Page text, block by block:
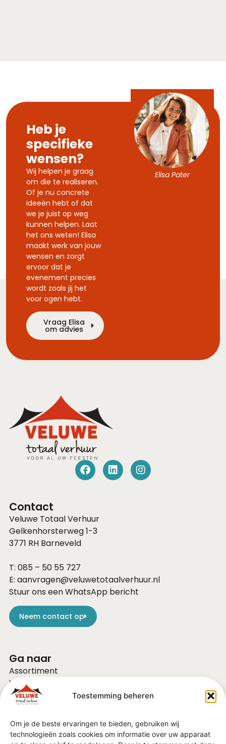
Toestemming beheren
Om je de beste ervaringen te bieden, gebruiken wij
technologieën zoals cookies om informatie over uw apparaat
Elisa Pater
Heb je
specifieke
wensen?
Wij helpen je graag
om die te realiseren.
Of je nu concrete
ideeën hebt of dat
we je juist op weg
kunnen helpen. Laat
het ons weten! Elisa
maakt werk van jouw
wensen en zorgt
ervoor dat je
evenement precies
wordt zoals jij het
voor ogen hebt.
Vraag Elisa
om advies
Contact
Veluwe Totaal Verhuur
Gelkenhorsterweg 1-3
3771 RH Barneveld
T: 085 – 50 55 727
E: aanvragen@veluwetotaalverhuur.nl
Stuur ons een WhatsApp bericht
Neem contact op
Ga naar
Assortiment
Voor bedrijven
Over ons
Vacatures
FAQ
Contact